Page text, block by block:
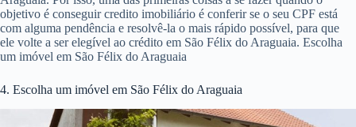
objetivo é conseguir credito imobiliário é conferir se o seu CPF está
com alguma pendência e resolvê-la o mais rápido possível, para que
ele volte a ser elegível ao crédito em São Félix do Araguaia. Escolha
um imóvel em São Félix do Araguaia
4. Escolha um imóvel em São Félix do Araguaia